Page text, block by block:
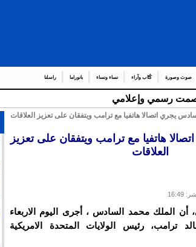
صوت وصورة كُتّاب وآراء نساء ونساء بانوراما راسلنا
صمت رسمي وإعلامي
يجري اتصالا هاتفيا مع ترامب ويتفقان على تعزيز العلاقات
هاتفيا مع ترامب ويتفقان على تعزيز
العلاقات
أن الملك محمد السادس ، أجرى اليوم الاربعاء
ترامب، رئيس الولايات المتحدة الامريكية